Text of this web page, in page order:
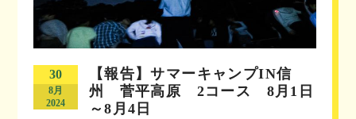
30
8月
2024
【報告】サマーキャンプIN信
州 菅平高原 2コース 8月1日
～8月4日